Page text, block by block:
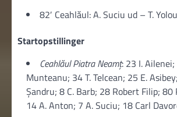
82′ Ceahlăul: A. Suciu ud – T.
Startopstillinger
Ceahlăul Piatra Neamţ: 23 I.
Munteanu; 34 T. Telcean; 25 E.
Şandru; 8 C. Barb; 28 Robert Filip; 80
14 A. Anton; 7 A. Suciu; 18 Carl